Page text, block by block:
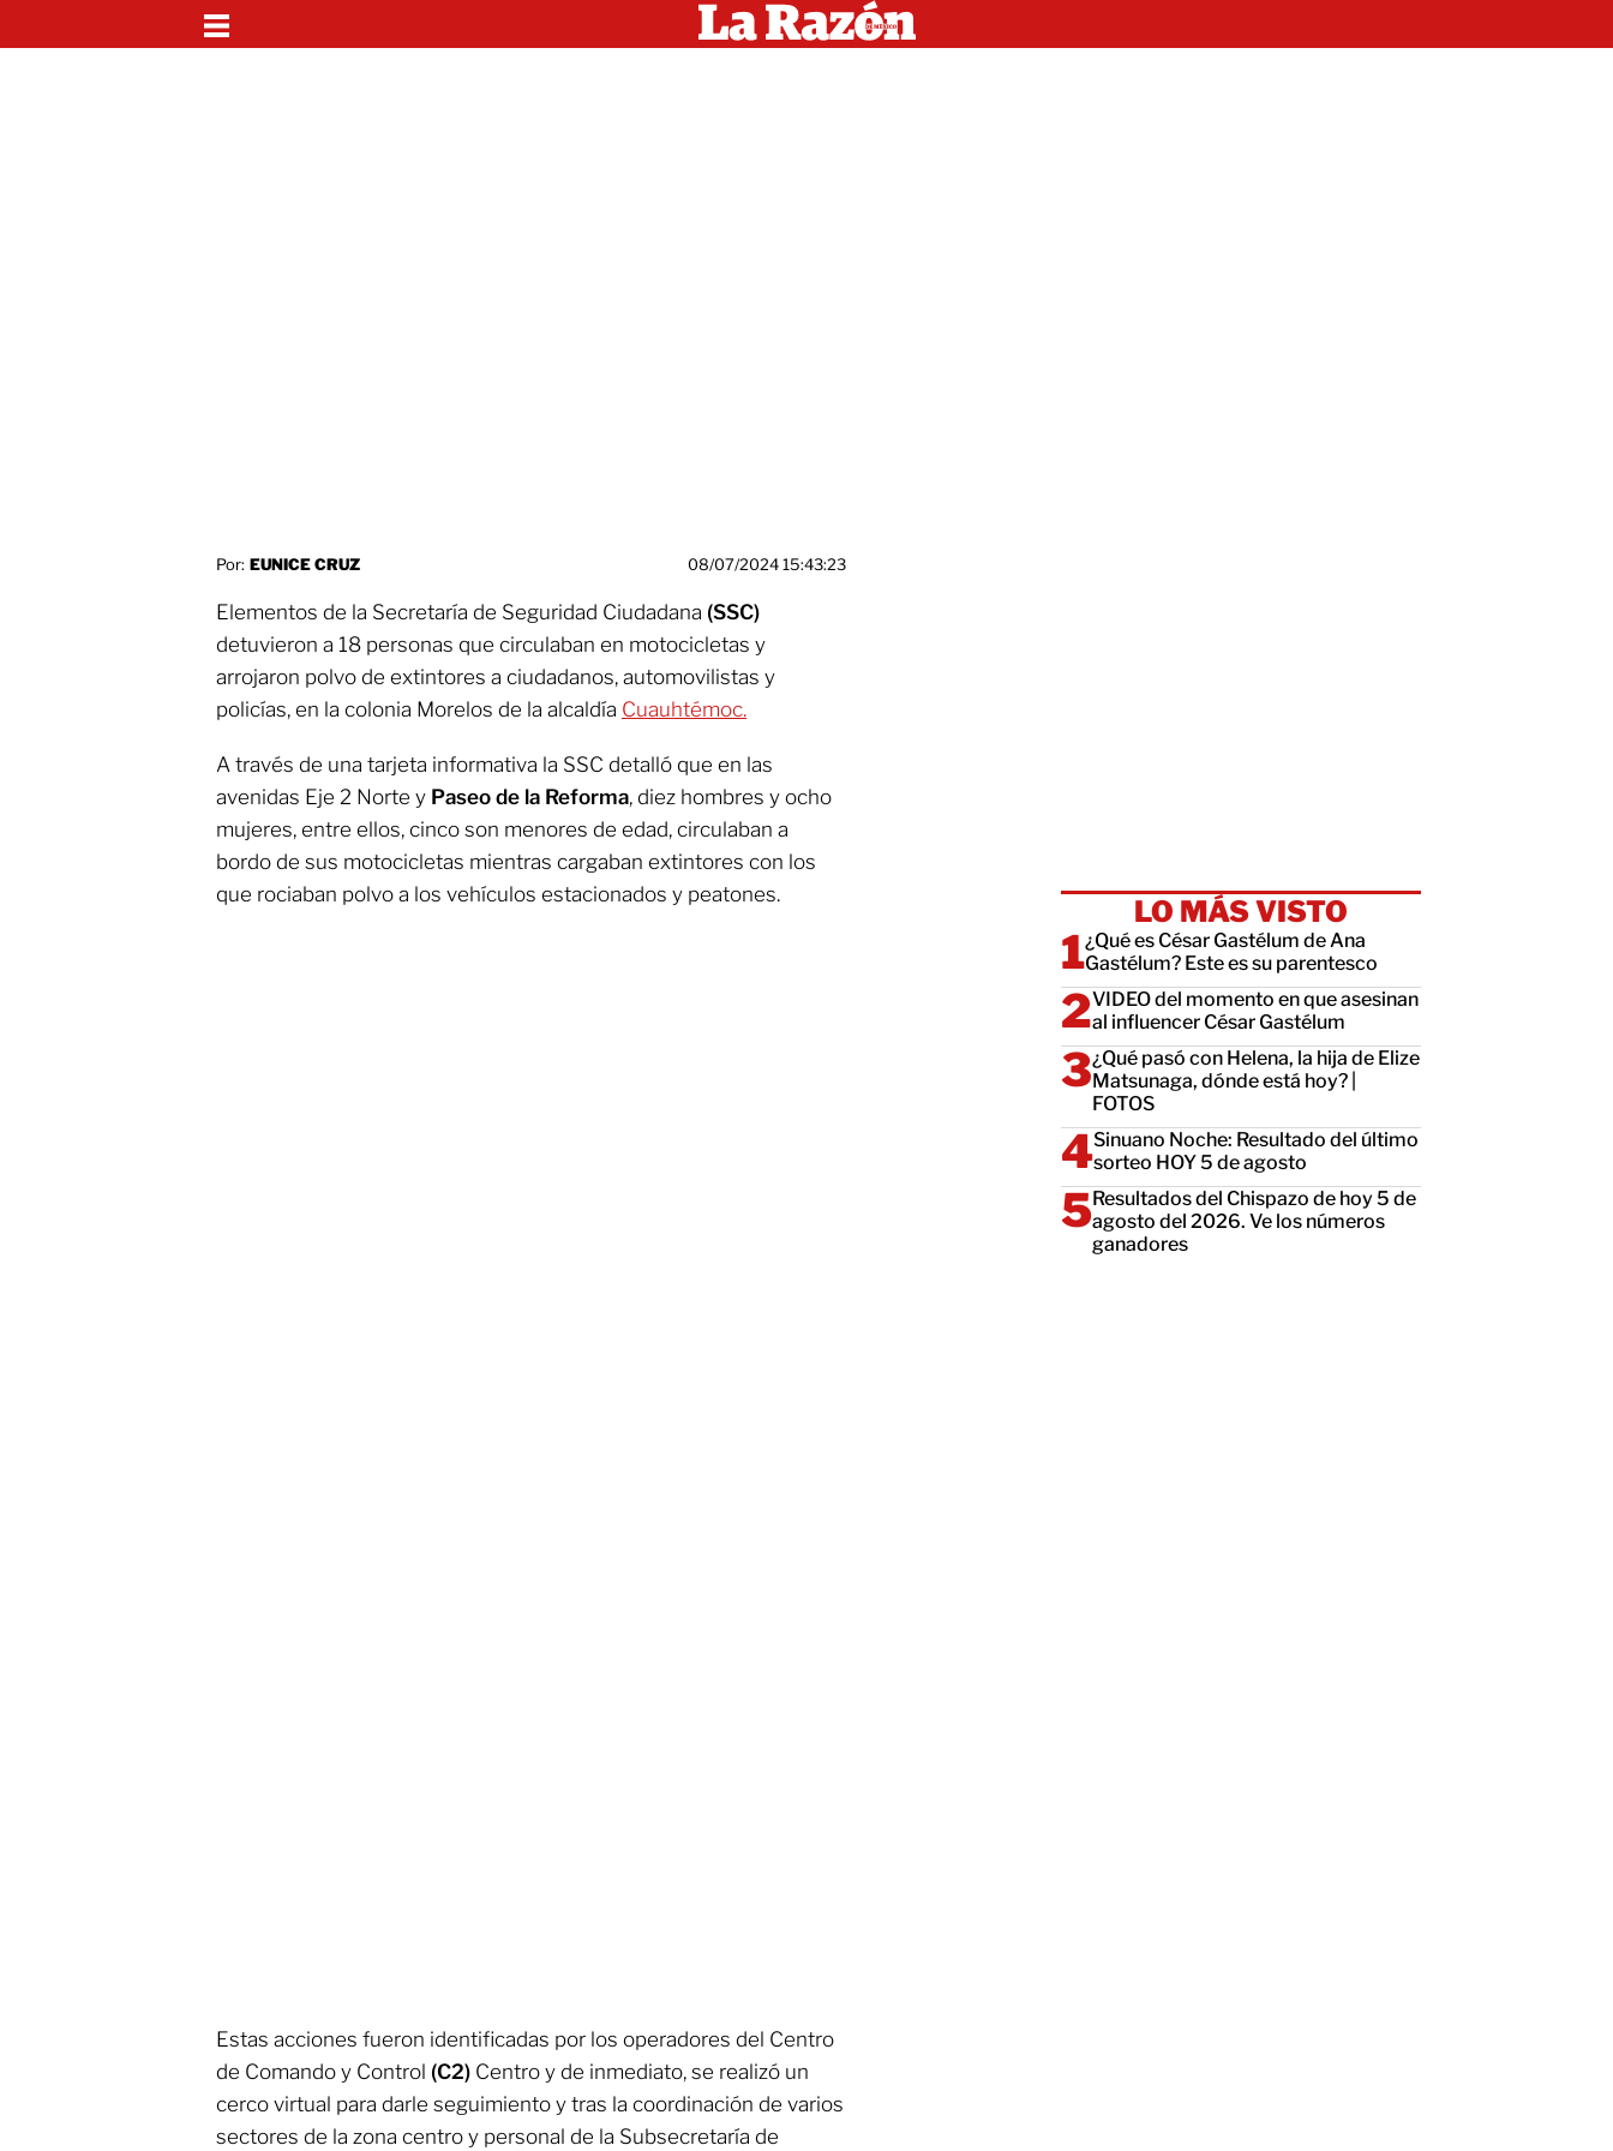
Por: EUNICE CRUZ 08/07/2024 15:43:23
Elementos de la Secretaría de Seguridad Ciudadana (SSC)
detuvieron a 18 personas que circulaban en motocicletas y
arrojaron polvo de extintores a ciudadanos, automovilistas y
policías, en la colonia Morelos de la alcaldía Cuauhtémoc.
A través de una tarjeta informativa la SSC detalló que en las
avenidas Eje 2 Norte y Paseo de la Reforma, diez hombres y ocho
mujeres, entre ellos, cinco son menores de edad, circulaban a
bordo de sus motocicletas mientras cargaban extintores con los
que rociaban polvo a los vehículos estacionados y peatones.
Estas acciones fueron identificadas por los operadores del Centro
de Comando y Control (C2) Centro y de inmediato, se realizó un
cerco virtual para darle seguimiento y tras la coordinación de varios
sectores de la zona centro y personal de la Subsecretaría de
LO MÁS VISTO
¿Qué es César Gastélum de Ana
Gastélum? Este es su parentesco
VIDEO del momento en que asesinan
al influencer César Gastélum
¿Qué pasó con Helena, la hija de Elize
Matsunaga, dónde está hoy? |
FOTOS
Sinuano Noche: Resultado del último
sorteo HOY 5 de agosto
Resultados del Chispazo de hoy 5 de
agosto del 2026. Ve los números
ganadores